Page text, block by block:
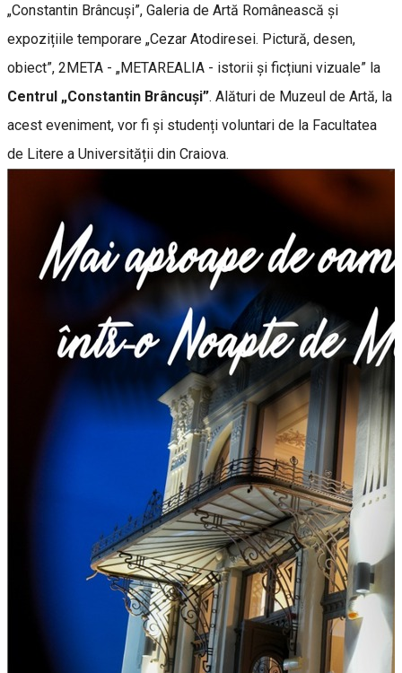
„Constantin Brâncuși”, Galeria de Artă Românească și
expozițiile temporare „Cezar Atodiresei. Pictură, desen,
obiect”, 2META - „METAREALIA - istorii și ficțiuni vizuale” la
Centrul „Constantin Brâncuși”. Alături de Muzeul de Artă, la
acest eveniment, vor fi și studenți voluntari de la Facultatea
de Litere a Universității din Craiova.